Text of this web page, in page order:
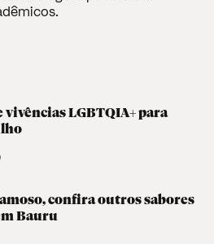
vivências LGBTQIA+ para
confira outros sabores
Bauru